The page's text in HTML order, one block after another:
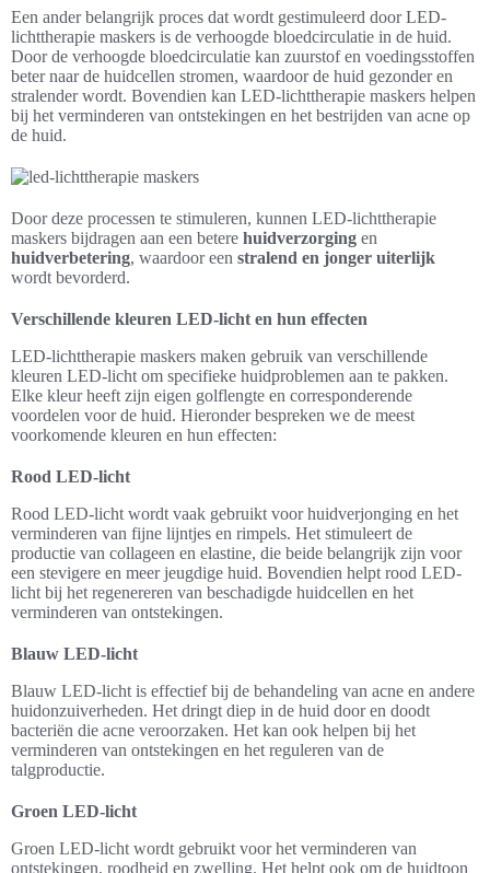
Een ander belangrijk proces dat wordt gestimuleerd door LED-
lichttherapie maskers is de verhoogde bloedcirculatie in de huid.
Door de verhoogde bloedcirculatie kan zuurstof en voedingsstoffen
beter naar de huidcellen stromen, waardoor de huid gezonder en
stralender wordt. Bovendien kan LED-lichttherapie maskers helpen
bij het verminderen van ontstekingen en het bestrijden van acne op
de huid.
Door deze processen te stimuleren, kunnen LED-lichttherapie
maskers bijdragen aan een betere huidverzorging en
huidverbetering, waardoor een stralend en jonger uiterlijk
wordt bevorderd.
Verschillende kleuren LED-licht en hun effecten
LED-lichttherapie maskers maken gebruik van verschillende
kleuren LED-licht om specifieke huidproblemen aan te pakken.
Elke kleur heeft zijn eigen golflengte en corresponderende
voordelen voor de huid. Hieronder bespreken we de meest
voorkomende kleuren en hun effecten:
Rood LED-licht
Rood LED-licht wordt vaak gebruikt voor huidverjonging en het
verminderen van fijne lijntjes en rimpels. Het stimuleert de
productie van collageen en elastine, die beide belangrijk zijn voor
een stevigere en meer jeugdige huid. Bovendien helpt rood LED-
licht bij het regenereren van beschadigde huidcellen en het
verminderen van ontstekingen.
Blauw LED-licht
Blauw LED-licht is effectief bij de behandeling van acne en andere
huidonzuiverheden. Het dringt diep in de huid door en doodt
bacteriën die acne veroorzaken. Het kan ook helpen bij het
verminderen van ontstekingen en het reguleren van de
talgproductie.
Groen LED-licht
Groen LED-licht wordt gebruikt voor het verminderen van
ontstekingen, roodheid en zwelling. Het helpt ook om de huidtoon